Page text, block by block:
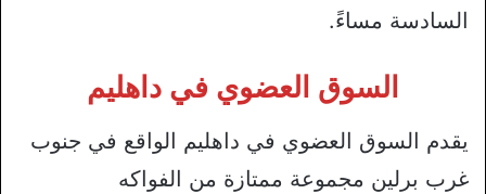
السادسة مساءً.
السوق العضوي في داهليم
يقدم السوق العضوي في داهليم الواقع في جنوب
غرب برلين مجموعة ممتازة من الفواكه